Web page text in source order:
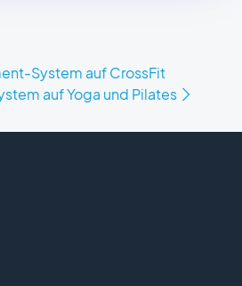
System auf CrossFit
auf Yoga und Pilates